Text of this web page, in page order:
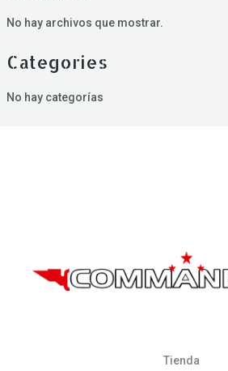
No hay archivos que mostrar.
Categories
No hay categorías
Tienda